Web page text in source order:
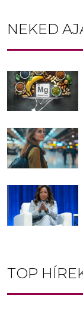
NEKED
TOP